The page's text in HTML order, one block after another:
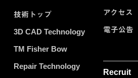
技術トップ
3D CAD Technology
TM Fisher Bow
Repair Technology
アクセス
電子公告
Recruit